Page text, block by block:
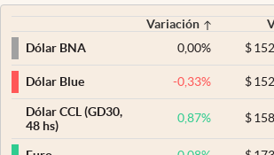
Variación
Dólar BNA
0,00% $
Dólar Blue -0,33% $
Dólar CCL (GD30,
48 hs)
0,87% $